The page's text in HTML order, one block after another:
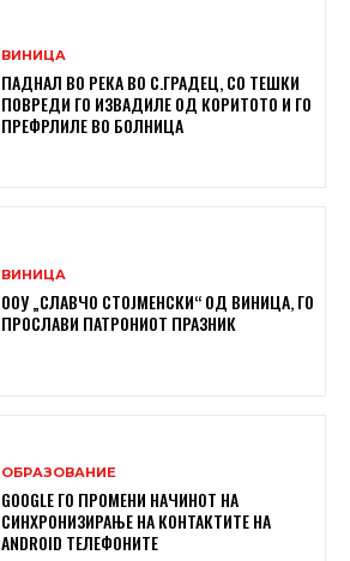
ВИНИЦА
ПАДНАЛ ВО РЕКА ВО С.ГРАДЕЦ, СО ТЕШКИ
ПОВРЕДИ ГО ИЗВАДИЛЕ ОД КОРИТОТО И ГО
ПРЕФРЛИЛЕ ВО БОЛНИЦА
ВИНИЦА
ООУ „СЛАВЧО СТОЈМЕНСКИ“ ОД ВИНИЦА, ГО
ПРОСЛАВИ ПАТРОНИОТ ПРАЗНИК
ОБРАЗОВАНИЕ
GOOGLE ГО ПРОМЕНИ НАЧИНОТ НА
СИНХРОНИЗИРАЊЕ НА КОНТАКТИТЕ НА
ANDROID ТЕЛЕФОНИТЕ